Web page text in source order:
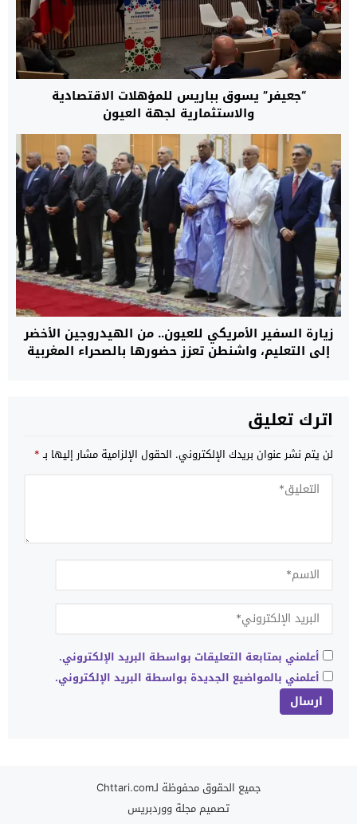
“جعيفر” يسوق بباريس للمؤهلات الاقتصادية
والاستثمارية لجهة العيون
زيارة السفير الأمريكي للعيون.. من الهيدروجين الأخضر
إلى التعليم، واشنطن تعزز حضورها بالصحراء المغربية
اترك تعليق
لن يتم نشر عنوان بريدك الإلكتروني. الحقول الإلزامية مشار إليها بـ*
أعلمني بمتابعة التعليقات بواسطة البريد الإلكتروني.
أعلمني بالمواضيع الجديدة بواسطة البريد الإلكتروني.
جميع الحقوق محفوظة لـChttari.com
تصميممجلة ووردبريس